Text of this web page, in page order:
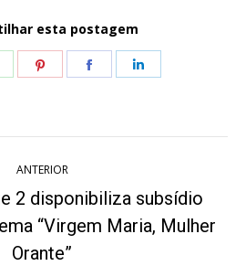
esta postagem
Share
Share
Share
ANTERIOR
Post
anterior:
2 disponibiliza subsídio
“Virgem Maria, Mulher
Orante”